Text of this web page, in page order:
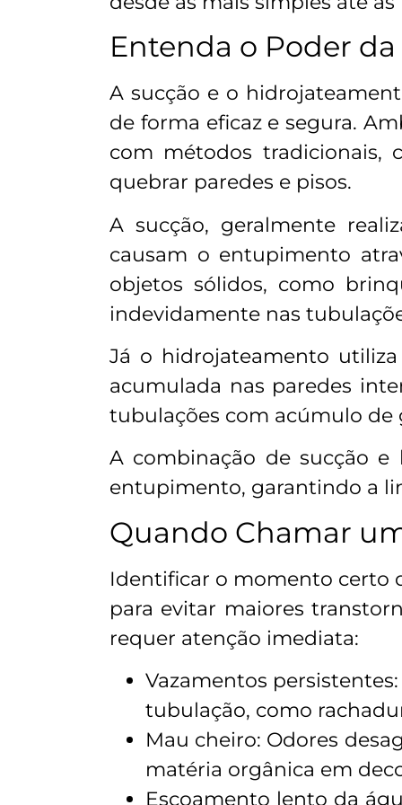
Entenda o Poder
A sucção e o
de forma eficaz e segura.
com métodos tradicionais,
quebrar paredes e pisos.
A sucção, geralmente
causam o entupimento
objetos sólidos, como
indevidamente nas
Já o hidrojateamento
acumulada nas paredes
tubulações com acúmulo de
A combinação de sucção
entupimento, garantindo a
Quando Chamar
Identificar o momento certo
para evitar maiores
requer atenção imediata:
Vazamentos
tubulação, como
Mau cheiro: Odores
matéria orgânica em
Escoamento lento da